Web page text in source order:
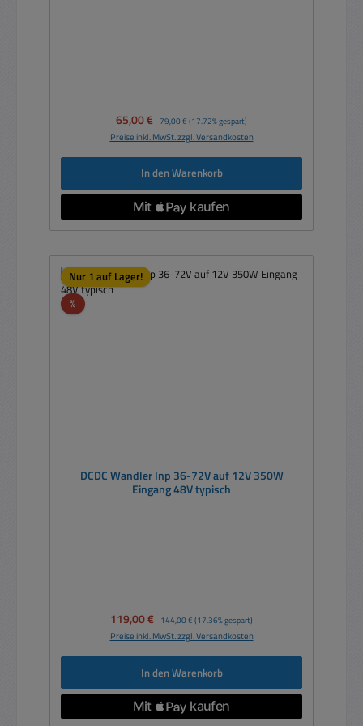
Verkaufspreis:
65,00 € Regulärer Preis:
79,00 € (17.72% gespart)
Preise inkl. MwSt. zzgl. Versandkosten
In den Warenkorb
Nur 1 auf Lager!
%Rabatt
DCDC Wandler Inp 36-72V auf 12V 350W
Eingang 48V typisch
Verkaufspreis:
119,00 € Regulärer Preis:
144,00 € (17.36% gespart)
Preise inkl. MwSt. zzgl. Versandkosten
In den Warenkorb